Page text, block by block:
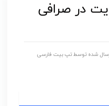
در صرافی
شده توسطتپ بیت فارسی